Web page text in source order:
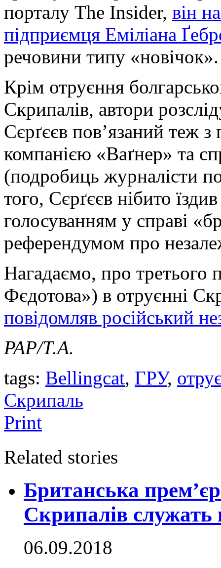
порталу The Insider, він
підприємця Еміліана
речовини типу «новічок».
Крім отруєння
Скрипалів, автори
Сєрґєєв пов’язаний теж
компанією «Ваґнер» та
(подробиць журналісти
того, Сєрґєєв нібито
голосуванням у справі
референдумом про
Нагадаємо, про третього
Фєдотова») в отруєнні
повідомляв російський
PAP/Т.А.
tags: Bellingcat, ГРУ,
Скрипаль
Print
Related stories
Британська
Скрипалів
06.09.2018